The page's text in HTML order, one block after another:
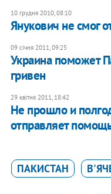
10 грудня 2010, 08:10
Янукович не смог
09 січня 2011, 09:25
Украина поможет
гривен
29 квітня 2011, 18:42
Не прошло и
отправляет
ПАКИСТАН